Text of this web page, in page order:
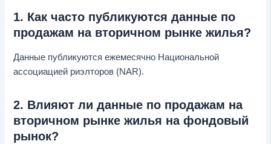
1. Как часто публикуются данные по
продажам на вторичном рынке жилья?
Данные публикуются ежемесячно Национальной
ассоциацией риэлторов (NAR).
2. Влияют ли данные по продажам на
вторичном рынке жилья на фондовый
рынок?